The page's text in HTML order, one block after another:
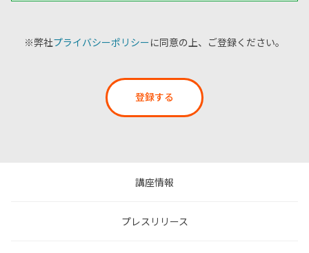
※弊社プライバシーポリシーに同意の上、ご登録ください。
登録する
講座情報
プレスリリース